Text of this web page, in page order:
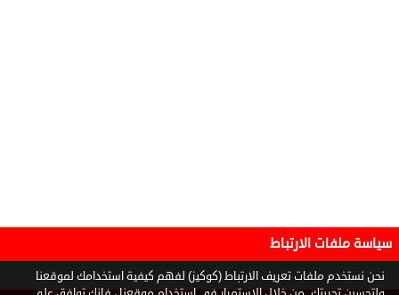
سياسة ملفات الارتباط
نحن نستخدم ملفات تعريف الارتباط (كوكيز) لفهم كيفية استخدامك لموقعنا